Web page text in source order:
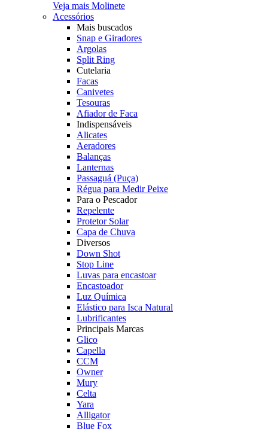
Veja mais Molinete
Acessórios
Mais buscados
Snap e Giradores
Argolas
Split Ring
Cutelaria
Facas
Canivetes
Tesouras
Afiador de Faca
Indispensáveis
Alicates
Aeradores
Balanças
Lanternas
Passaguá (Puça)
Régua para Medir Peixe
Para o Pescador
Repelente
Protetor Solar
Capa de Chuva
Diversos
Down Shot
Stop Line
Luvas para encastoar
Encastoador
Luz Química
Elástico para Isca Natural
Lubrificantes
Principais Marcas
Glico
Capella
CCM
Owner
Mury
Celta
Yara
Alligator
Blue Fox